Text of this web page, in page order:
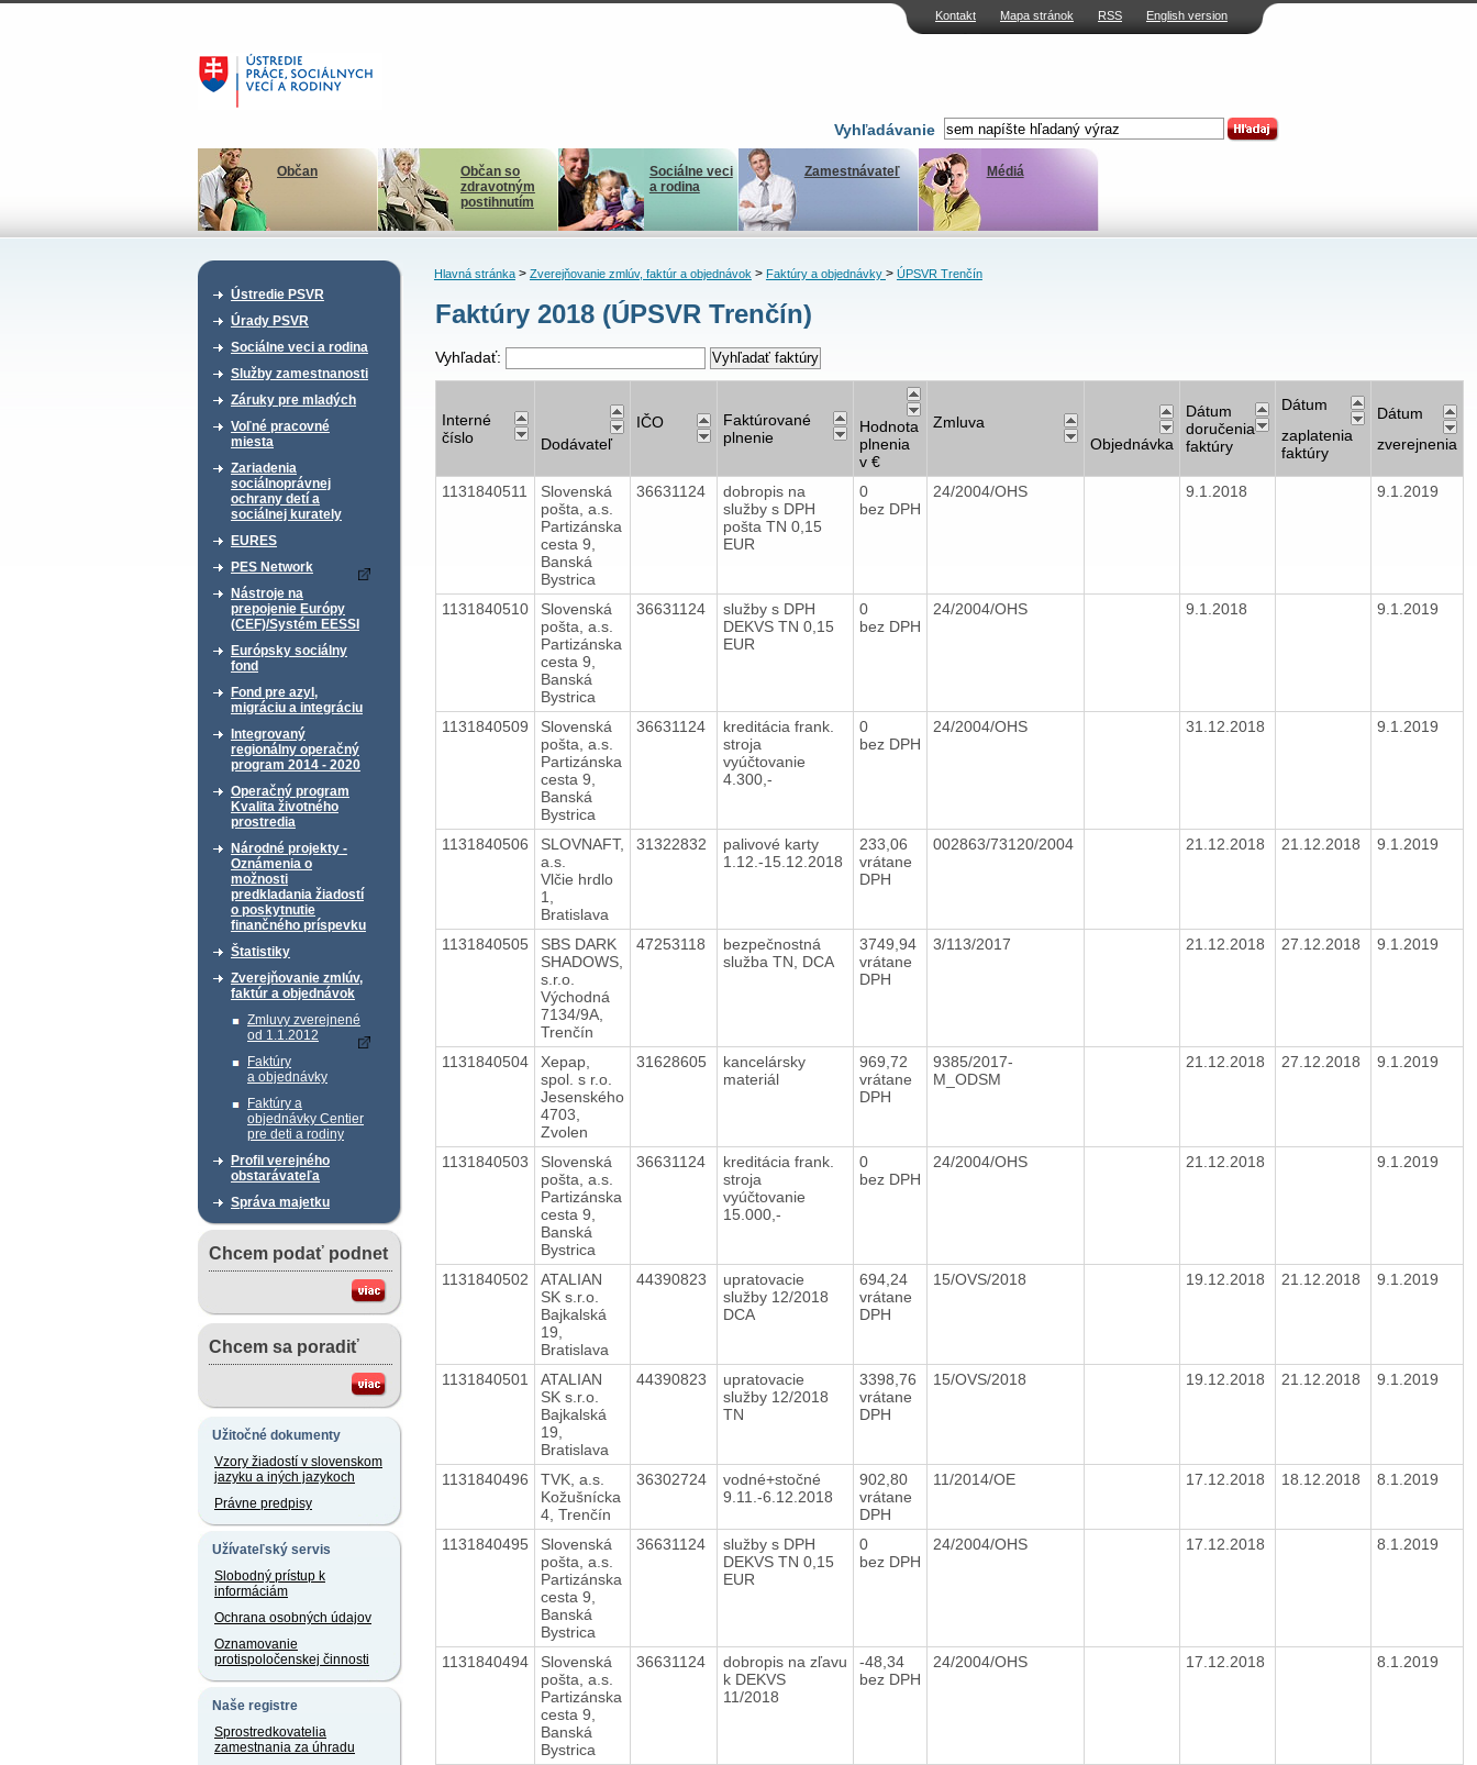
Kontakt Mapa stránok RSS English version
Vyhľadávanie
Občan
Občan so
zdravotným
postihnutím
Sociálne veci
a rodina
Zamestnávateľ Médiá
Ústredie PSVR
Úrady PSVR
Sociálne veci a rodina
Služby zamestnanosti
Záruky pre mladých
Voľné pracovné
miesta
Zariadenia
sociálnoprávnej
ochrany detí a
sociálnej kurately
EURES
PES Network
Nástroje na
prepojenie Európy
(CEF)/Systém EESSI
Európsky sociálny
fond
Fond pre azyl,
migráciu a integráciu
Integrovaný
regionálny operačný
program 2014 - 2020
Operačný program
Kvalita životného
prostredia
Národné projekty -
Oznámenia o
možnosti
predkladania žiadostí
o poskytnutie
finančného príspevku
Štatistiky
Zverejňovanie zmlúv,
faktúr a objednávok
Zmluvy zverejnené
od 1.1.2012
Faktúry
a objednávky
Faktúry a
objednávky Centier
pre deti a rodiny
Profil verejného
obstarávateľa
Správa majetku
Chcem podať podnet
Chcem sa poradiť
Užitočné dokumenty
Vzory žiadostí v slovenskom
jazyku a iných jazykoch
Právne predpisy
Užívateľský servis
Slobodný prístup k
informáciám
Ochrana osobných údajov
Oznamovanie
protispoločenskej činnosti
Naše registre
Sprostredkovatelia
zamestnania za úhradu
Hlavná stránka> Zverejňovanie zmlúv, faktúr a objednávok> Faktúry a objednávky > ÚPSVR Trenčín
Faktúry 2018 (ÚPSVR Trenčín)
Vyhľadať:
Interné
číslo
Dodávateľ
IČO
Faktúrované
plnenie
Hodnota
plnenia
v €
Zmluva
Objednávka
Dátum
doručenia
faktúry
Dátum
zaplatenia
faktúry
Dátum
zverejnenia
1131840511
Slovenská
pošta, a.s.
Partizánska
cesta 9,
Banská
Bystrica
36631124
dobropis na
služby s DPH
pošta TN 0,15
EUR
0
bez DPH
24/2004/OHS 9.1.2018 9.1.2019
1131840510
Slovenská
pošta, a.s.
Partizánska
cesta 9,
Banská
Bystrica
36631124
služby s DPH
DEKVS TN 0,15
EUR
0
bez DPH
24/2004/OHS 9.1.2018 9.1.2019
1131840509
Slovenská
pošta, a.s.
Partizánska
cesta 9,
Banská
Bystrica
36631124
kreditácia frank.
stroja
vyúčtovanie
4.300,-
0
bez DPH
24/2004/OHS 31.12.2018 9.1.2019
1131840506
SLOVNAFT,
a.s.
Vlčie hrdlo
1,
Bratislava
31322832
palivové karty
1.12.-15.12.2018
233,06
vrátane
DPH
002863/73120/2004 21.12.2018 21.12.2018 9.1.2019
1131840505
SBS DARK
SHADOWS,
s.r.o.
Východná
7134/9A,
Trenčín
47253118
bezpečnostná
služba TN, DCA
3749,94
vrátane
DPH
3/113/2017 21.12.2018 27.12.2018 9.1.2019
1131840504
Xepap,
spol. s r.o.
Jesenského
4703,
Zvolen
31628605
kancelársky
materiál
969,72
vrátane
DPH
9385/2017-
M_ODSM
21.12.2018 27.12.2018 9.1.2019
1131840503
Slovenská
pošta, a.s.
Partizánska
cesta 9,
Banská
Bystrica
36631124
kreditácia frank.
stroja
vyúčtovanie
15.000,-
0
bez DPH
24/2004/OHS 21.12.2018 9.1.2019
1131840502
ATALIAN
SK s.r.o.
Bajkalská
19,
Bratislava
44390823
upratovacie
služby 12/2018
DCA
694,24
vrátane
DPH
15/OVS/2018 19.12.2018 21.12.2018 9.1.2019
1131840501
ATALIAN
SK s.r.o.
Bajkalská
19,
Bratislava
44390823
upratovacie
služby 12/2018
TN
3398,76
vrátane
DPH
15/OVS/2018 19.12.2018 21.12.2018 9.1.2019
1131840496
TVK, a.s.
Kožušnícka
4, Trenčín
36302724
vodné+stočné
9.11.-6.12.2018
902,80
vrátane
DPH
11/2014/OE 17.12.2018 18.12.2018 8.1.2019
1131840495
Slovenská
pošta, a.s.
Partizánska
cesta 9,
Banská
Bystrica
36631124
služby s DPH
DEKVS TN 0,15
EUR
0
bez DPH
24/2004/OHS 17.12.2018 8.1.2019
1131840494
Slovenská
pošta, a.s.
Partizánska
cesta 9,
Banská
Bystrica
36631124
dobropis na zľavu
k DEKVS
11/2018
-48,34
bez DPH
24/2004/OHS 17.12.2018 8.1.2019